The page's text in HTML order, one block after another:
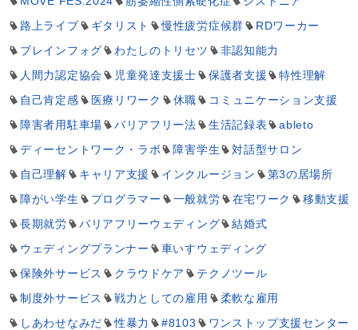
路上ライブ
ギタリスト 慢性疲労症候群
RDワーカー
ブレインフォグ
わたしのトリセツ
非認知能力
人間力認定協会
児童発達支援士 保護者支援
特性理解
自己肯定感
医療リワーク 休職
コミュニケーション支援
障害者用駐車場
バリアフリー法 生活記録表
ableto
ディーセントワーク・ラボ
障害学生
対話型サロン
自己理解
キャリア支援 インクルージョン
第3の居場所
障がい学生
プログラマー 一般就労 在宅ワーク
移動支援
長期就労
バリアフリーウェディング
結婚式
ウェディングプランナー
車いすウェディング
保険外サービス
クラウドケア
テクノツール
制度外サービス
戦力としての雇用
柔軟な雇用
しあわせなみだ
性暴力 #8103
ワンストップ支援センター